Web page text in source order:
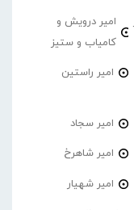
امیر درویش و
کامیاب و ستیز
امیر راستین
امیر سجاد
امیر شاهرخ
امیر شهیار